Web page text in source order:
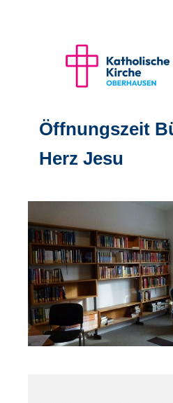
Öffnungszeit
Herz Jesu